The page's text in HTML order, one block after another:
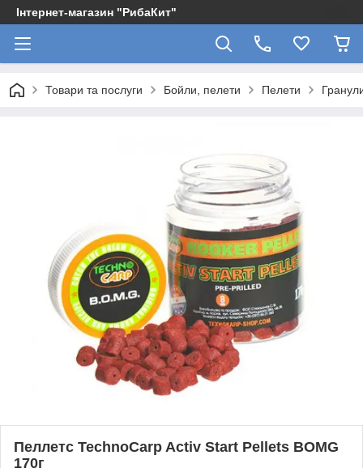
Інтернет-магазин "РибаКит"
Товари та послуги Бойли, пелети Пелети
Пеллетс TechnoСarp Activ Start Pellets BOMG
170г